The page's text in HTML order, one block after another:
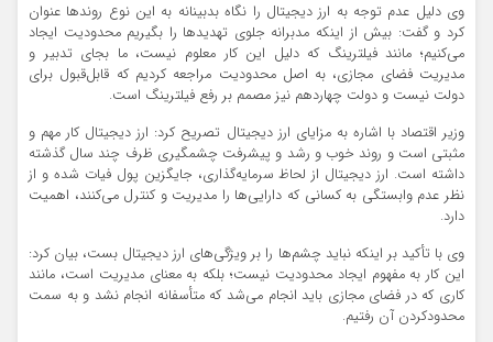
وی دلیل عدم توجه به ارز دیجیتال را نگاه بدبینانه به این نوع روندها عنوان
کرد و گفت: بیش از اینکه مدبرانه جلوی تهدیدها را بگیریم محدودیت ایجاد
می‌کنیم؛ مانند فیلترینگ که دلیل این کار معلوم نیست، ما بجای تدبیر و
مدیریت فضای مجازی، به اصل محدودیت مراجعه کردیم که قابل‌قبول برای
دولت نیست و دولت چهاردهم نیز مصمم بر رفع فیلترینگ است.
وزیر اقتصاد با اشاره به مزایای ارز دیجیتال تصریح کرد: ارز دیجیتال کار مهم و
مثبتی است و روند خوب و رشد و پیشرفت چشمگیری ظرف چند سال گذشته
داشته است. ارز دیجیتال از لحاظ سرمایه‌گذاری، جایگزین پول فیات شده و از
نظر عدم وابستگی به کسانی که دارایی‌ها را مدیریت و کنترل می‌کنند، اهمیت
دارد.
وی با تأکید بر اینکه نباید چشم‌ها را بر ویژگی‌های ارز دیجیتال بست، بیان کرد:
این کار به مفهوم ایجاد محدودیت نیست؛ بلکه به معنای مدیریت است، مانند
کاری که در فضای مجازی باید انجام می‌شد که متأسفانه انجام نشد و به سمت
محدودکردن آن رفتیم.